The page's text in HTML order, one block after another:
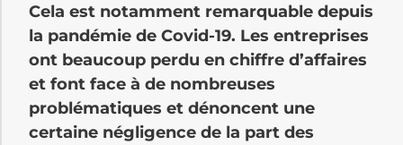
Cela est notamment remarquable depuis
la pandémie de Covid-19. Les entreprises
ont beaucoup perdu en chiffre d’affaires
et font face à de nombreuses
problématiques et dénoncent une
certaine négligence de la part des